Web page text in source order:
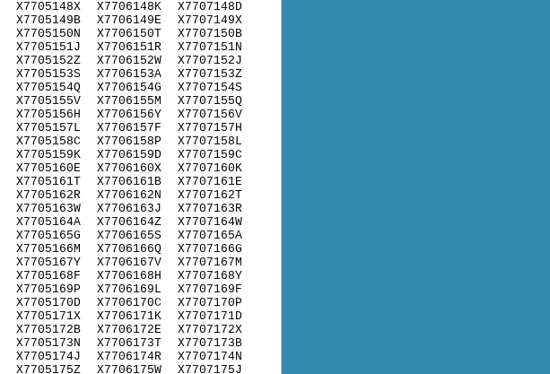
X7705148X
X7705149B
X7705150N
X7705151J
X7705152Z
X7705153S
X7705154Q
X7705155V
X7705156H
X7705157L
X7705158C
X7705159K
X7705160E
X7705161T
X7705162R
X7705163W
X7705164A
X7705165G
X7705166M
X7705167Y
X7705168F
X7705169P
X7705170D
X7705171X
X7705172B
X7705173N
X7705174J
X7705175Z
X7706148K
X7706149E
X7706150T
X7706151R
X7706152W
X7706153A
X7706154G
X7706155M
X7706156Y
X7706157F
X7706158P
X7706159D
X7706160X
X7706161B
X7706162N
X7706163J
X7706164Z
X7706165S
X7706166Q
X7706167V
X7706168H
X7706169L
X7706170C
X7706171K
X7706172E
X7706173T
X7706174R
X7706175W
X7707148D
X7707149X
X7707150B
X7707151N
X7707152J
X7707153Z
X7707154S
X7707155Q
X7707156V
X7707157H
X7707158L
X7707159C
X7707160K
X7707161E
X7707162T
X7707163R
X7707164W
X7707165A
X7707166G
X7707167M
X7707168Y
X7707169F
X7707170P
X7707171D
X7707172X
X7707173B
X7707174N
X7707175J